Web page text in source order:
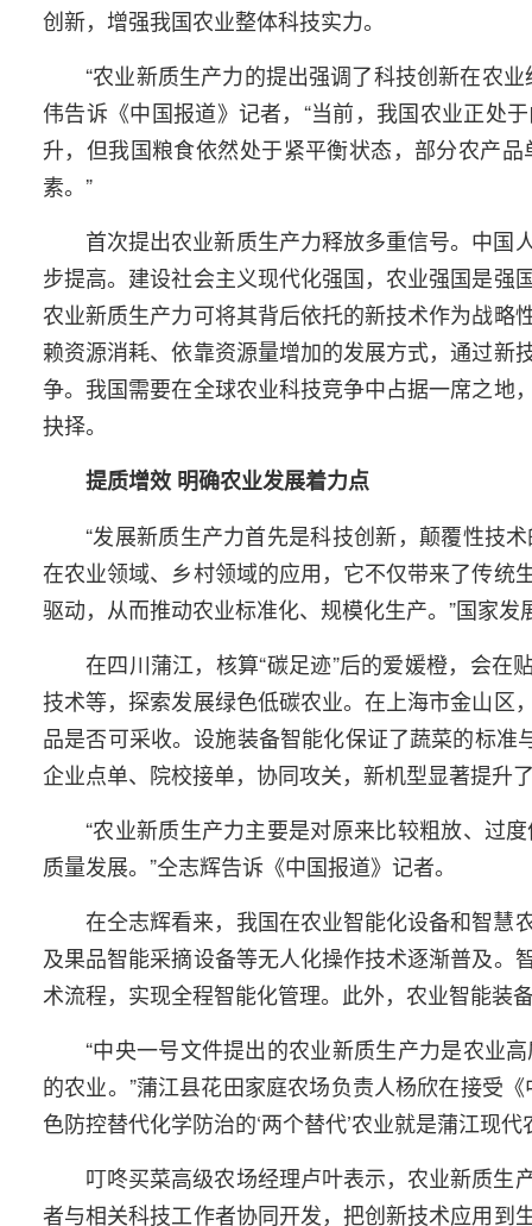
创新，增强我国农业整体科技实力。
“农业新质生产力的提出强调了科技创新在农
伟告诉《中国报道》记者，“当前，我国农业正处
升，但我国粮食依然处于紧平衡状态，部分农产
素。”
首次提出农业新质生产力释放多重信号。中国
步提高。建设社会主义现代化强国，农业强国是
农业新质生产力可将其背后依托的新技术作为战略
赖资源消耗、依靠资源量增加的发展方式，通过
争。我国需要在全球农业科技竞争中占据一席之地
抉择。
提质增效 明确农业发展着力点
“发展新质生产力首先是科技创新，颠覆性技
在农业领域、乡村领域的应用，它不仅带来了传统
驱动，从而推动农业标准化、规模化生产。”国家
在四川蒲江，核算“碳足迹”后的爱媛橙，会在
技术等，探索发展绿色低碳农业。在上海市金山区
品是否可采收。设施装备智能化保证了蔬菜的标准
企业点单、院校接单，协同攻关，新机型显著提升
“农业新质生产力主要是对原来比较粗放、过
质量发展。”仝志辉告诉《中国报道》记者。
在仝志辉看来，我国在农业智能化设备和智慧
及果品智能采摘设备等无人化操作技术逐渐普及
术流程，实现全程智能化管理。此外，农业智能装
“中央一号文件提出的农业新质生产力是农业
的农业。”蒲江县花田家庭农场负责人杨欣在接受
色防控替代化学防治的‘两个替代’农业就是蒲江现
叮咚买菜高级农场经理卢叶表示，农业新质生
者与相关科技工作者协同开发，把创新技术应用到